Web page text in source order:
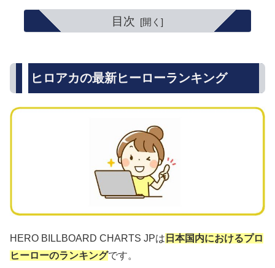
目次
ヒロアカの最新ヒーローランキング
HERO BILLBOARD CHARTS JPは 日本国内におけるプロ
ヒーローのランキングです。